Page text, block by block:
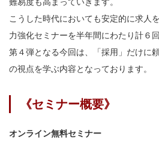
こうした時代においても安定的に求人
力強化セミナーを半年間にわたり計６
第４弾となる今回は、
「採用」だけに
の視点を学ぶ内容となっております。
《セミナー概要》
オンライン無料セミナー